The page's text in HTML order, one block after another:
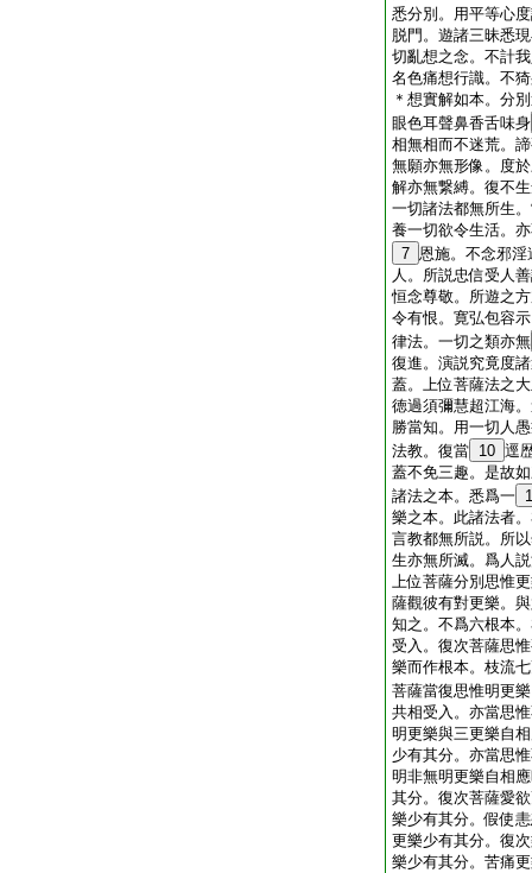
悉分別。用平等心
脱門。遊諸三昧悉
切亂想之念。不計
名色痛想行識。不
＊想實解如本。分
眼色耳聲鼻香舌味身
相無相而不迷荒。
無願亦無形像。度
解亦無繋縛。復不
一切諸法都無所生
養一切欲令生活。
7 恩施。不念邪
人。所説忠信受人
恒念尊敬。所遊之
令有恨。寛弘包容
律法。一切之類亦無
復進。演説究竟度
蓋。上位菩薩法之
徳過須彌慧超江海
勝當知。用一切人
法教。復當 10 逕
蓋不免三趣。是故
諸法之本。悉爲一
樂之本。此諸法者
言教都無所説。所
生亦無所滅。爲人
上位菩薩分別思惟
薩觀彼有對更樂。
知之。不爲六根本
受入。復次菩薩思
樂而作根本。枝流
菩薩當復思惟明更
共相受入。亦當思
明更樂與三更樂自
少有其分。亦當思
明非無明更樂自相
其分。復次菩薩愛
樂少有其分。假使
更樂少有其分。復
樂少有其分。苦痛